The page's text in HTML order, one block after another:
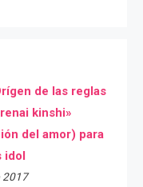
de las reglas
kinshi»
del amor) para
idol
2017